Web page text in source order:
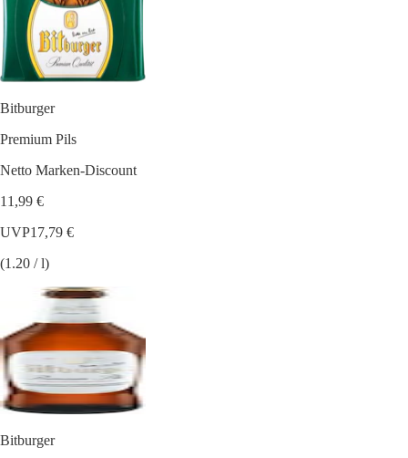
Bitburger
Premium Pils
Netto Marken-Discount
11,99 €
UVP17,79 €
(1.20 / l)
Bitburger